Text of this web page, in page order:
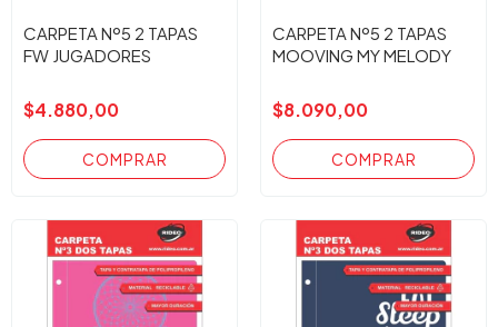
CARPETA Nº5 2 TAPAS
FW JUGADORES
$4.880,00
CARPETA Nº5 2 TAPAS
MOOVING MY MELODY
$8.090,00